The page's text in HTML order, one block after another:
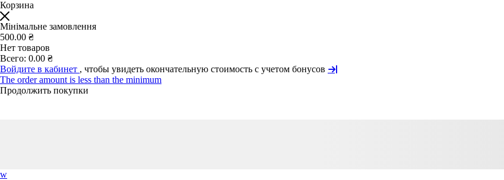
Корзина
Мінімальне замовлення
500.00 ₴
Нет товаров
Всего: 0.00 ₴
Войдите в кабинет , чтобы увидеть окончательную стоимость с учетом бонусов
The order amount is less than the minimum
Продолжить покупки
w